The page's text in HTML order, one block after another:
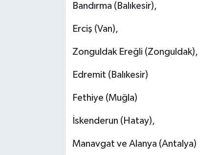
Bandırma (Balıkesir),
Erciş (Van),
Zonguldak Ereğli (Zonguldak),
Edremit (Balıkesir)
Fethiye (Muğla)
İskenderun (Hatay),
Manavgat ve Alanya (Antalya)